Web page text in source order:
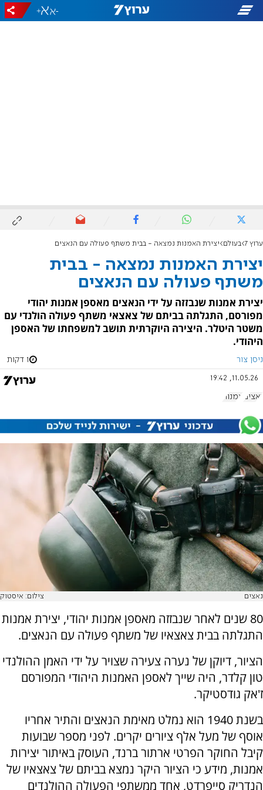
-
+
ערוץ 7 בעולם יצירת האמנות נמצאה - בבית משתף פעולה עם הנאצים
יצירת האמנות נמצאה - בבית
משתף פעולה עם הנאצים
יצירת אמנות שנבזזה על ידי הנאצים מאספן אמנות יהודי
מפורסם, התגלתה בביתם של צאצאי משתף פעולה הולנדי עם
משטר היטלר. היצירה היוקרתית תושב למשפחתו של האספן
היהודי.
ניסן צור 1 דקות
11.05.26, 19:42
נאצים אמנות
נאצים צילום: איסטוק
80 שנים לאחר שנבזזה מאספן אמנות יהודי, יצירת אמנות
התגלתה בבית צאצאיו של משתף פעולה עם הנאצים.
הציור, דיוקן של נערה צעירה שצויר על ידי האמן ההולנדי
טון קלדר, היה שייך לאספן האמנות היהודי המפורסם
ז'אק גודסטיקר.
בשנת 1940 הוא נמלט מאימת הנאצים והתיר אחריו
אוסף של מעל אלף ציורים יקרים. לפני מספר שבועות
קיבל החוקר הפרטי ארתור ברנד, העוסק באיתור יצירות
אמנות, מידע כי הציור היקר נמצא בביתם של צאצאיו של
הנדריק סייפרדט, אחד ממשתפי הפעולה ההולנדים